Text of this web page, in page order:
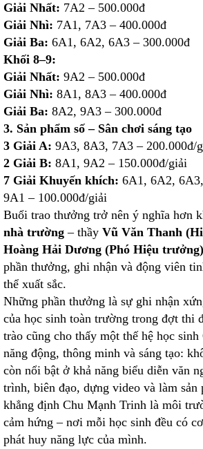
Giải Nhất: 7A2 – 500.000đ
Giải Nhì: 7A1, 7A3 – 400.000đ
Giải Ba: 6A1, 6A2, 6A3 – 300.000đ
Khối 8–9:
Giải Nhất: 9A2 – 500.000đ
Giải Nhì: 8A1, 8A3 – 400.000đ
Giải Ba: 8A2, 9A3 – 300.000đ
3. Sản phẩm số – Sân chơi sáng tạo
3 Giải A: 9A3, 8A3, 7A3 – 200.000đ/
2 Giải B: 8A1, 9A2 – 150.000đ/giải
7 Giải Khuyến khích: 6A1, 6A2,
9A1 – 100.000đ/giải
Buổi trao thưởng trở nên ý nghĩa hơn
nhà trường – thầy Vũ Văn Thanh
Hoàng Hải Dương (Phó Hiệu trưởng)
phần thưởng, ghi nhận và động viên
thể xuất sắc.
Những phần thưởng là sự ghi nhận
của học sinh toàn trường trong đợt thi
trào cũng cho thấy một thế hệ học
năng động, thông minh và sáng tạo:
còn nổi bật ở khả năng biểu diễn văn
trình, biên đạo, dựng video và làm
khẳng định Chu Mạnh Trinh là môi
cảm hứng – nơi mỗi học sinh đều có
phát huy năng lực của mình.